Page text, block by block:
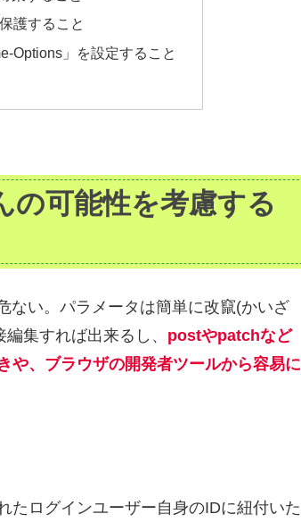
護すること
Options」を設定すること
の可能性を考慮する
ない。パラメータは簡単に改竄(かいざ
集すれば出来るし、 postやpatchなど
や、ブラウザの開発者ツールから容易に
たログインユーザー自身のIDに紐付いた